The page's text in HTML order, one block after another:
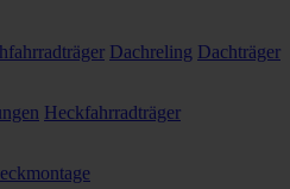
Dachreling Dachträger
Heckfahrradträger